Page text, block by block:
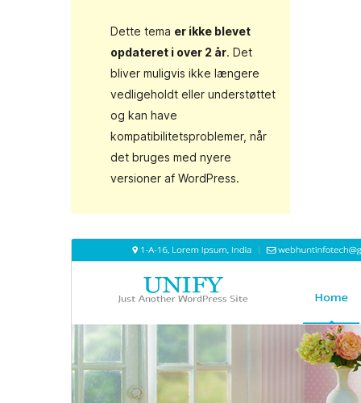
Dette tema er ikke blevet
opdateret i over 2 år. Det
bliver muligvis ikke længere
vedligeholdt eller understøttet
og kan have
kompatibilitetsproblemer, når
det bruges med nyere
versioner af WordPress.